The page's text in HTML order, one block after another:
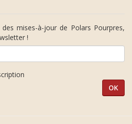
mises-à-jour de Polars Pourpres,
!